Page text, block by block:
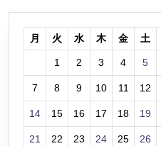
月 火 水 木 金 土
1 2 3 4 5
7 8 9 10 11 12
14 15 16 17 18 19
21 22 23 24 25 26